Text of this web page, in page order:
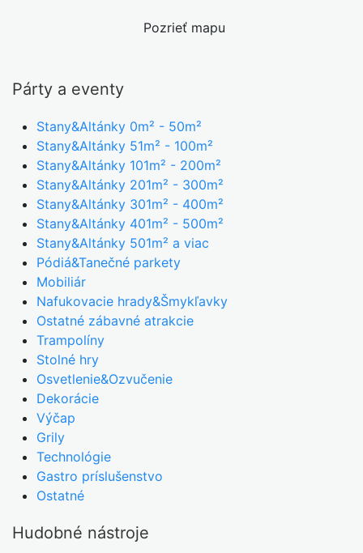
Pozrieť mapu
Párty a eventy
Stany&Altánky 0m² - 50m²
Stany&Altánky 51m² - 100m²
Stany&Altánky 101m² - 200m²
Stany&Altánky 201m² - 300m²
Stany&Altánky 301m² - 400m²
Stany&Altánky 401m² - 500m²
Stany&Altánky 501m² a viac
Pódiá&Tanečné parkety
Mobiliár
Nafukovacie hrady&Šmykľavky
Ostatné zábavné atrakcie
Trampolíny
Stolné hry
Osvetlenie&Ozvučenie
Dekorácie
Výčap
Grily
Technológie
Gastro príslušenstvo
Ostatné
Hudobné nástroje